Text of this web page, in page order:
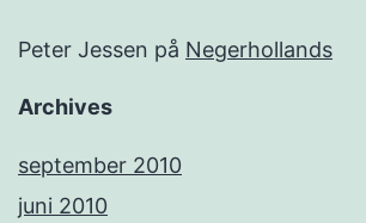
Peter Jessen på Negerhollands
Archives
september 2010
juni 2010